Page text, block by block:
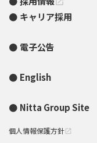
キャリア採用
電子公告
English
Nitta Group Site
個人情報保護方針 open_in_new